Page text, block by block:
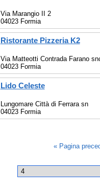
Via Marangio II 2
04023 Formia
Ristorante Pizzeria K2
Via Matteotti Contrada Farano
04023 Formia
Lido Celeste
Lungomare Città di Ferrara sn
04023 Formia
« Pagina